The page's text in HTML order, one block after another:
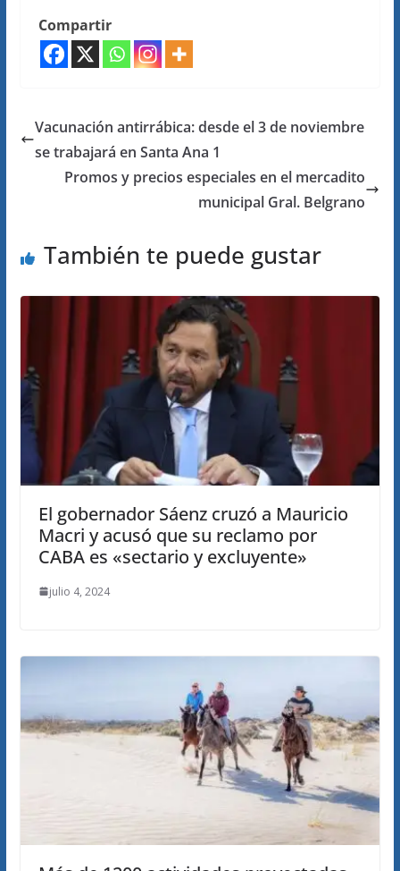
Compartir
Vacunación antirrábica: desde el 3 de noviembre
se trabajará en Santa Ana 1
Promos y precios especiales en el mercadito
municipal Gral. Belgrano
También te puede gustar
El gobernador Sáenz cruzó a Mauricio
Macri y acusó que su reclamo por
CABA es «sectario y excluyente»
julio 4, 2024